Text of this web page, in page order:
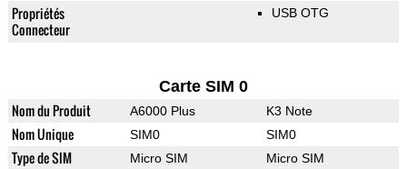
Propriétés
Connecteur
USB OTG
Carte SIM 0
Nom du Produit A6000 Plus K3 Note
Nom Unique SIM0 SIM0
Type de SIM Micro SIM Micro SIM